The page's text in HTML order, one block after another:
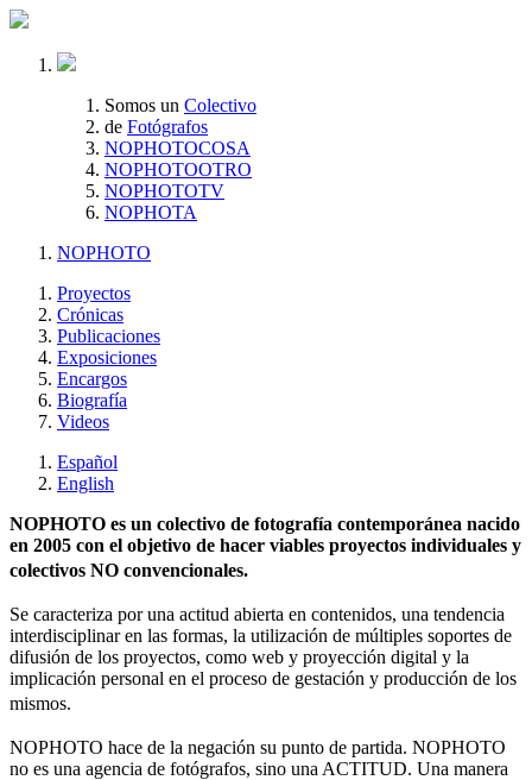
Somos un Colectivo
de Fotógrafos
NOPHOTOCOSA
NOPHOTOOTRO
NOPHOTOTV
NOPHOTA
NOPHOTO
Proyectos
Crónicas
Publicaciones
Exposiciones
Encargos
Biografía
Videos
Español
English
NOPHOTO es un colectivo de fotografía contemporánea nacido
en 2005 con el objetivo de hacer viables proyectos individuales y
colectivos NO convencionales.
Se caracteriza por una actitud abierta en contenidos, una tendencia
interdisciplinar en las formas, la utilización de múltiples soportes de
difusión de los proyectos, como web y proyección digital y la
implicación personal en el proceso de gestación y producción de los
mismos.
NOPHOTO hace de la negación su punto de partida. NOPHOTO
no es una agencia de fotógrafos, sino una ACTITUD. Una manera